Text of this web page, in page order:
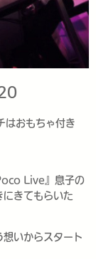
おもちゃ付き
Live』息子の
にきてもらいた
いからスタート